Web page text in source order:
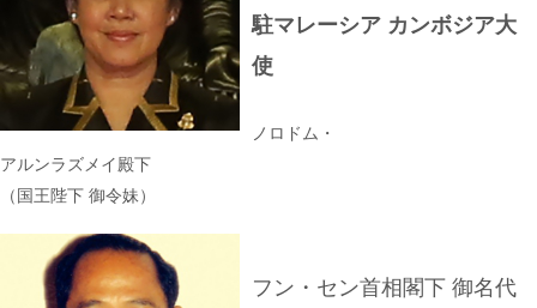
駐マレーシア カンボジア大
使
ノロドム・
アルンラズメイ殿下
（国王陛下 御令妹）
フン・セン首相閣下 御名代